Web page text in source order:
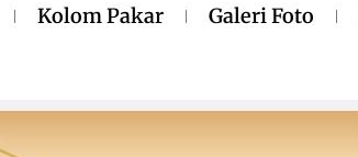
Kolom Pakar Galeri Foto